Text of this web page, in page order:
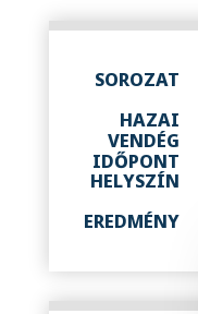
SOROZAT
HAZAI
VENDÉG
IDŐPONT
HELYSZÍN
EREDMÉNY